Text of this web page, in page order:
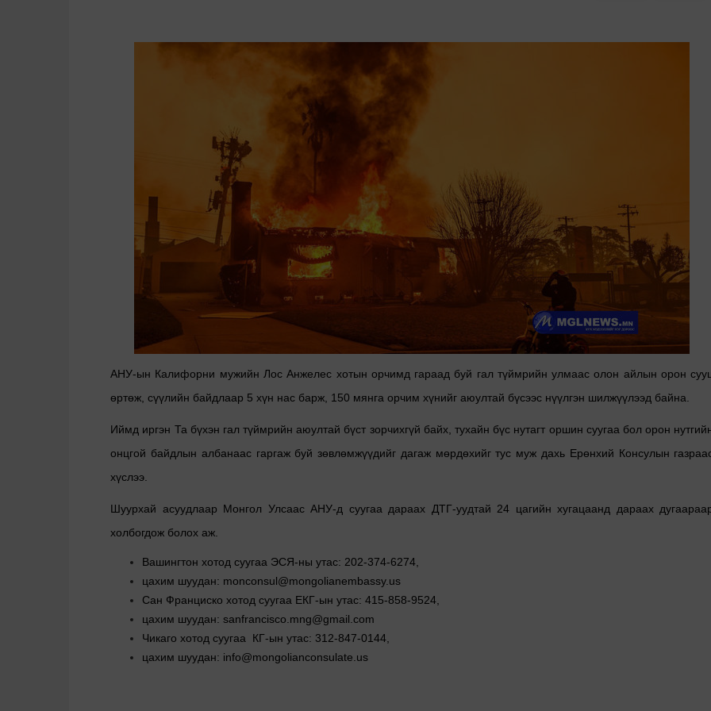
АНУ-ын Калифорни мужийн Лос Анжелес хотын орчимд гараад буй гал түймрийн улмаас олон айлын орон
өртөж, сүүлийн байдлаар 5 хүн нас барж, 150 мянга орчим хүнийг аюултай бүсээс нүүлгэн шилжүүлээд байна.
Иймд иргэн Та бүхэн гал түймрийн аюултай бүст зорчихгүй байх, тухайн бүс нутагт оршин суугаа бол орон
онцгой байдлын албанаас гаргаж буй зөвлөмжүүдийг дагаж мөрдөхийг тус муж дахь Ерөнхий Консулын
хүслээ.
Шуурхай асуудлаар Монгол Улсаас АНУ-д суугаа дараах ДТГ-уудтай 24 цагийн хугацаанд дараах
холбогдож болох аж.
Вашингтон хотод суугаа ЭСЯ-ны утас: 202-374-6274,
цахим шуудан: monconsul@mongolianembassy.us
Сан Франциско хотод суугаа ЕКГ-ын утас: 415-858-9524,
цахим шуудан: sanfrancisco.mng@gmail.com
Чикаго хотод суугаа КГ-ын утас: 312-847-0144,
цахим шуудан: info@mongolianconsulate.us